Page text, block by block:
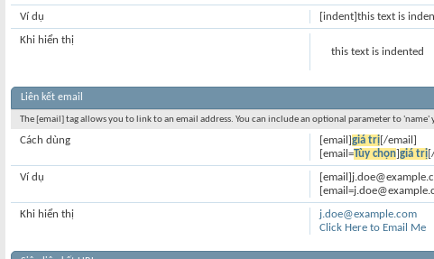
[indent]this text is
Ví dụ
this text is indented
Khi hiển thị
Liên kết email
The [email] tag allows you to link to an email address. You can include an optional parameter to 'name'
[email]giá trị[/email]
[email=Tùy chọn]giá trị
Cách dùng
Ví dụ
j.doe@example.com
Click Here to Email Me
Khi hiển thị